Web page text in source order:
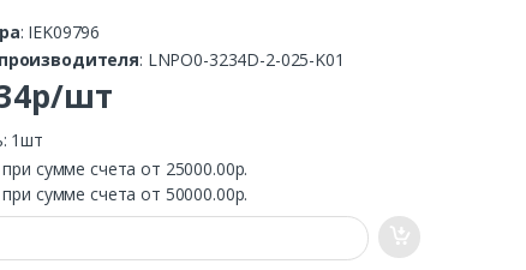
: IEK09796
: LNPO0-3234D-2-025-K01
шт
1шт
при сумме счета от 25000.00р.
при сумме счета от 50000.00р.